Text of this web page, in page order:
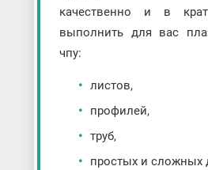
качественно и в
выполнить для вас
чпу:
листов,
профилей,
труб,
простых и сложных